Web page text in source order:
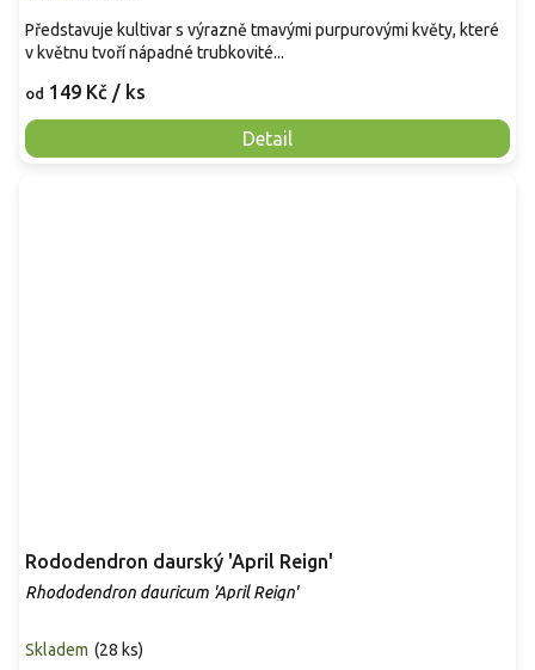
od 149 Kč / ks
Detail
Představuje kultivar s výrazně tmavými purpurovými květy, které
v květnu tvoří nápadné trubkovité...
Rododendron daurský 'April Reign'
Rhododendron dauricum 'April Reign'
Skladem (28 ks)